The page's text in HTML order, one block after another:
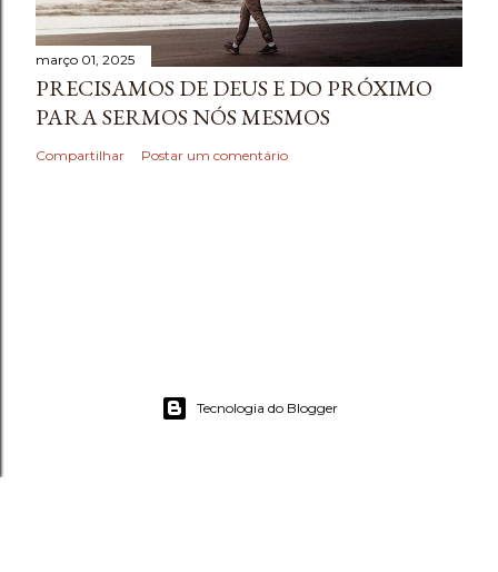
março 01, 2025
PRECISAMOS DE DEUS E DO PRÓXIMO
PARA SERMOS NÓS MESMOS
Compartilhar Postar um comentário
Tecnologia do Blogger